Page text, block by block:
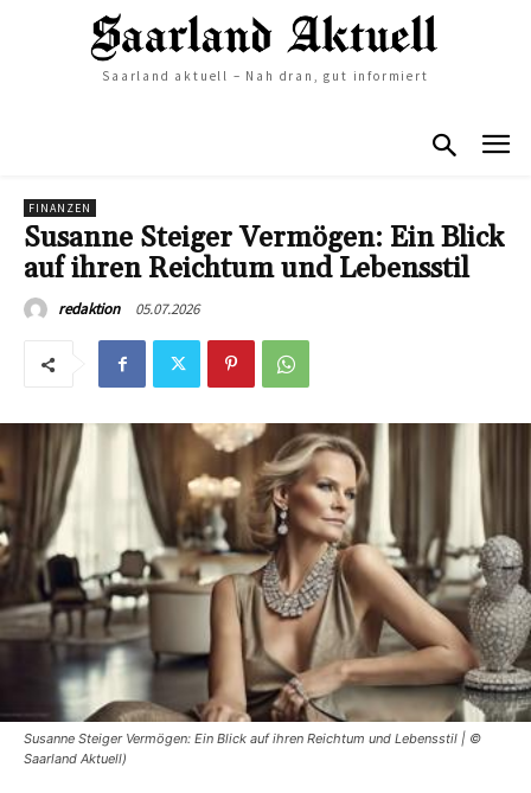
Saarland aktuell – Nah dran, gut informiert
FINANZEN
Susanne Steiger Vermögen: Ein Blick
auf ihren Reichtum und Lebensstil
redaktion 05.07.2026
Susanne Steiger Vermögen: Ein Blick auf ihren Reichtum und Lebensstil | ©
Saarland Aktuell)